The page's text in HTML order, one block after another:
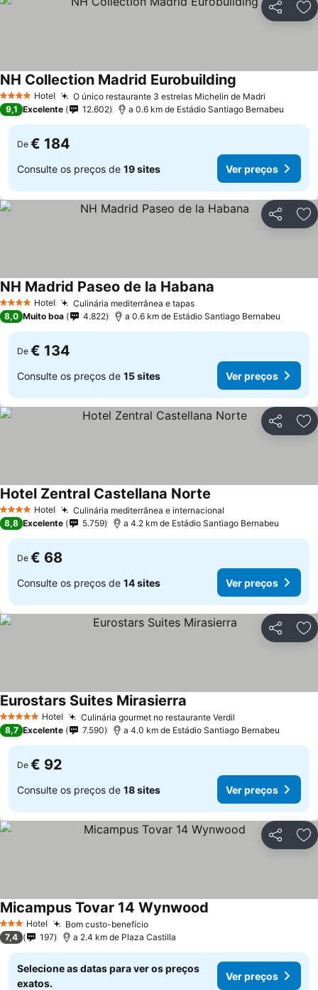
Partilhar
4 EstrelasHotel O único restaurante 3 estrelas Michelin de Madri
NH Collection Madrid Eurobuilding
9,1 Excelente 12.602 a 0.6 km de Estádio Santiago Bernabeu
De € 184
Consulte os preços de 19 sites Ver preços
Partilhar
4 EstrelasHotel Culinária mediterrânea e tapas
NH Madrid Paseo de la Habana
8,0 Muito boa 4.822 a 0.6 km de Estádio Santiago Bernabeu
De € 134
Consulte os preços de 15 sites Ver preços
Partilhar
4 EstrelasHotel Culinária mediterrânea e internacional
Hotel Zentral Castellana Norte
8,8 Excelente 5.759 a 4.2 km de Estádio Santiago Bernabeu
De € 68
Consulte os preços de 14 sites Ver preços
Partilhar
5 Estrelas Hotel Culinária gourmet no restaurante Verdil
Eurostars Suites Mirasierra
8,7 Excelente 7.590 a 4.0 km de Estádio Santiago Bernabeu
De € 92
Consulte os preços de 18 sites Ver preços
Partilhar
3 EstrelasHotel Bom custo-benefício
Micampus Tovar 14 Wynwood
7,4 197 a 2.4 km de Plaza Castilla
Selecione as datas para ver os preços
exatos.
Ver preços